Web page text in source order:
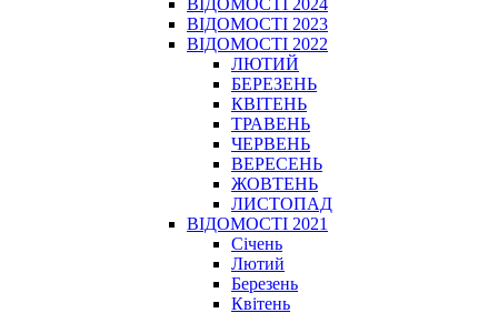
ВІДОМОСТІ 2024
ВІДОМОСТІ 2023
ВІДОМОСТІ 2022
ЛЮТИЙ
БЕРЕЗЕНЬ
КВІТЕНЬ
ТРАВЕНЬ
ЧЕРВЕНЬ
ВЕРЕСЕНЬ
ЖОВТЕНЬ
ЛИСТОПАД
ВІДОМОСТІ 2021
Січень
Лютий
Березень
Квітень